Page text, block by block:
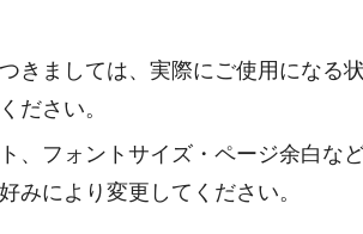
きましては、実際にご使用になる
ださい。
、フォントサイズ・ページ余白な
みにより変更してください。